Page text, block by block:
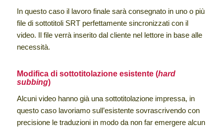
In questo caso il lavoro finale sarà consegnato in uno o più
file di sottotitoli SRT perfettamente sincronizzati con il
video. Il file verrà inserito dal cliente nel lettore in base alle
necessità.
Modifica di sottotitolazione esistente (hard
subbing)
Alcuni video hanno già una sottotitolazione impressa, in
questo caso lavoriamo sull’esistente sovrascrivendo con
precisione le traduzioni in modo da non far emergere alcun